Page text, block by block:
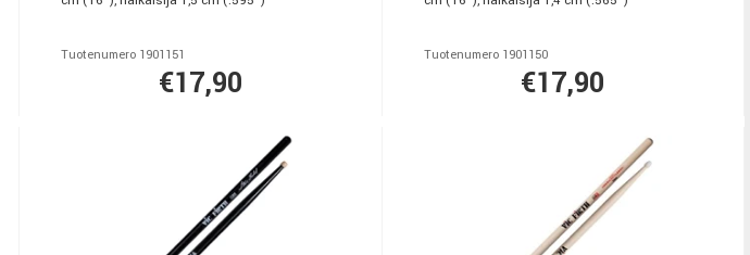
Tuotenumero 1901151
€17,90
Tuotenumero 1901150
€17,90